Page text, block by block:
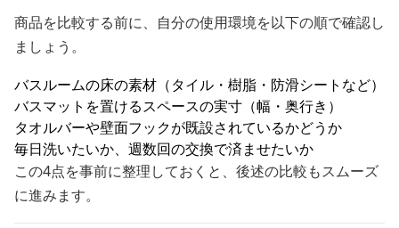
商品を比較する前に、自分の使用環境を以下の順で確認し
ましょう。
バスルームの床の素材（タイル・樹脂・防滑シートなど）
バスマットを置けるスペースの実寸（幅・奥行き）
タオルバーや壁面フックが既設されているかどうか
毎日洗いたいか、週数回の交換で済ませたいか
この4点を事前に整理しておくと、後述の比較もスムーズ
に進みます。